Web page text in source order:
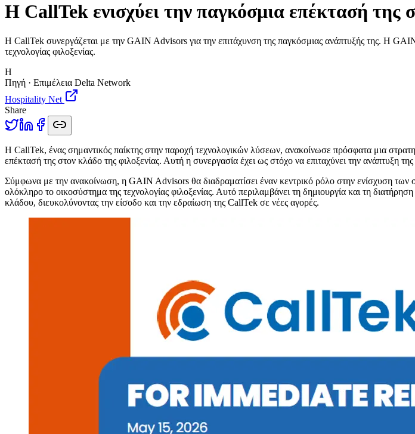
Η CallTek ενισχύει την παγκόσμια επέκτασή της
Η CallTek συνεργάζεται με την GAIN Advisors για την επιτάχυνση της παγκόσμιας ανάπτυξής της. Η
τεχνολογίας φιλοξενίας.
H
Πηγή · Επιμέλεια Delta Network
Hospitality Net
Share
Η CallTek, ένας σημαντικός παίκτης στην παροχή τεχνολογικών λύσεων, ανακοίνωσε πρόσφατα μια
επέκτασή της στον κλάδο της φιλοξενίας. Αυτή η συνεργασία έχει ως στόχο να επιταχύνει την ανάπτυξη
Σύμφωνα με την ανακοίνωση, η GAIN Advisors θα διαδραματίσει έναν κεντρικό ρόλο στην ενίσχυση
ολόκληρο το οικοσύστημα της τεχνολογίας φιλοξενίας. Αυτό περιλαμβάνει τη δημιουργία και τη
κλάδου, διευκολύνοντας την είσοδο και την εδραίωση της CallTek σε νέες αγορές.